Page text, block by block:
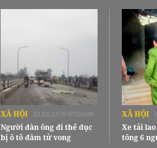
XÃ HỘI 01/01/1970 07:00:00
Người đàn ông đi thể dục
bị ô tô đâm tử vong
XÃ HỘI
Xe tải
tông 6